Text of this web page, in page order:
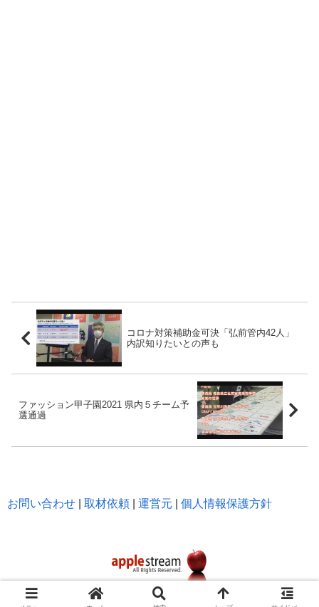
コロナ対策補助金可決「弘前管内42人」
内訳知りたいとの声も
ファッション甲子園2021 県内５チーム予
選通過
お問い合わせ 取材依頼 運営元 個人情報保護方針